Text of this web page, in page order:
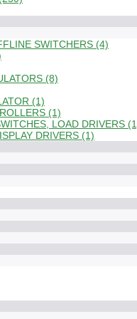
SWITCHERS (4)
(8)
(1)
(1)
LOAD DRIVERS
DRIVERS (1)